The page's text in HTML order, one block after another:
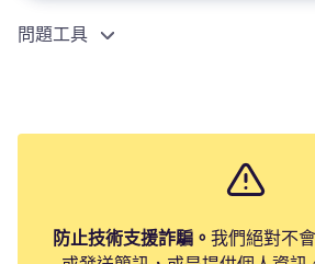
問題工具
防止技術支援詐騙。 我們絕對不